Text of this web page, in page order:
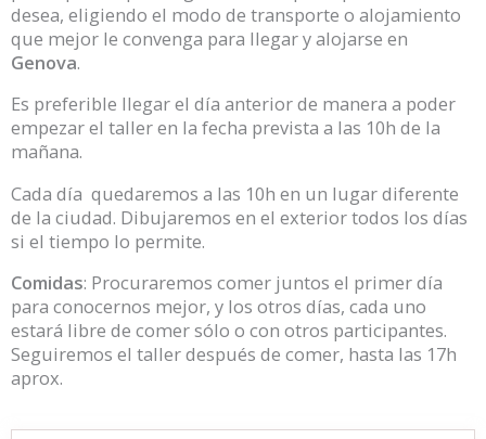
desea, eligiendo el modo de transporte o alojamiento
que mejor le convenga para llegar y alojarse en
Genova.
Es preferible llegar el día anterior de manera a poder
empezar el taller en la fecha prevista a las 10h de la
mañana.
Cada día quedaremos a las 10h en un lugar diferente
de la ciudad. Dibujaremos en el exterior todos los días
si el tiempo lo permite.
Comidas: Procuraremos comer juntos el primer día
para conocernos mejor, y los otros días, cada uno
estará libre de comer sólo o con otros participantes.
Seguiremos el taller después de comer, hasta las 17h
aprox.